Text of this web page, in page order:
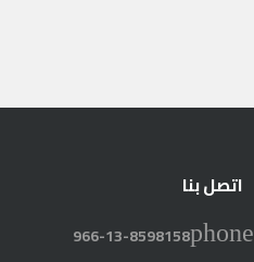
اتصل بنا
phone
966-13-8598158